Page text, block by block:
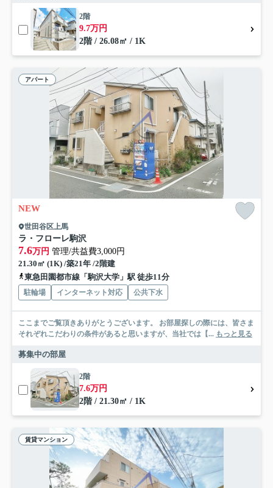
2階
9.7万円
2階 / 26.08㎡ / 1K
アパート
NEW
世田谷区上馬
ラ・フローレ駒沢
7.6万円 管理/共益費3,000円
21.30㎡ (1K) /築21年 /2階建
東急田園都市線「駒沢大学」駅 徒歩11分
駐輪場 インターネット対応 公共下水
ここまでご覧頂きありがとうございます。 お部屋探しの際には、皆さま
それぞれこだわりの条件があると思いますが、当社では【... もっと見る
募集中の部屋
2階
7.6万円
2階 / 21.30㎡ / 1K
賃貸マンション